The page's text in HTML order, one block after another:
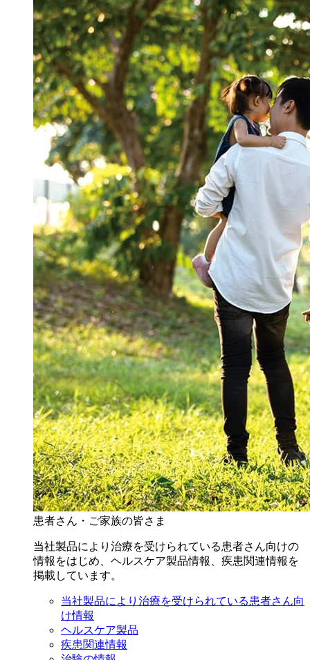
患者さん・ご家族の皆さま
当社製品により治療を受けられている患者さん向けの
情報をはじめ、ヘルスケア製品情報、疾患関連情報を
掲載しています。
当社製品により治療を受けられている患者さん向
け情報
ヘルスケア製品
疾患関連情報